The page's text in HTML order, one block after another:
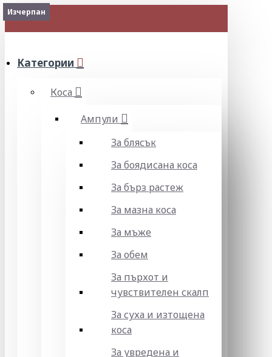
МЕНЮ
Категории
Коса
Ампули
За блясък
За боядисана коса
За бърз растеж
За мазна коса
За мъже
За обем
За пърхот и
чувствителен скалп
За суха и изтощена
коса
За увредена и
Изчерпан
Изчерпан
Изчерпан
Изчерпан
Изчерпан
Изчерпан